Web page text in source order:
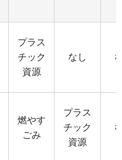
プラス
チック
資源
なし
燃やす
ごみ
プラス
チック
資源